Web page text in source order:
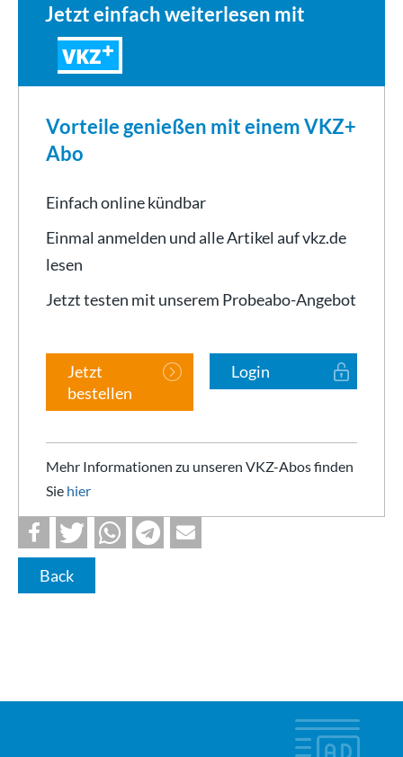
Jetzt einfach weiterlesen mit
VKZ
Vorteile genießen mit einem VKZ+
Abo
Einfach online kündbar
Einmal anmelden und alle Artikel auf vkz.de
lesen
Jetzt testen mit unserem Probeabo-Angebot
Jetzt
bestellen
Login
Mehr Informationen zu unseren VKZ-Abos finden
Sie hier
Back